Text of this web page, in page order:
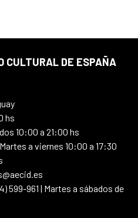
CULTURAL DE ESPAÑA
hs
10:00 a 21:00 hs
a viernes 10:00 a 17:30
599-961 | Martes a sábados de